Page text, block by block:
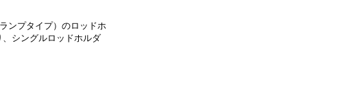
ンプタイプ）のロッドホ
シングルロッドホルダ